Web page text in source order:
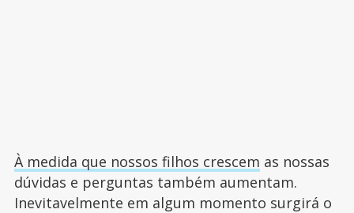
À medida que nossos filhos crescem as nossas
dúvidas e perguntas também aumentam.
Inevitavelmente em algum momento surgirá o